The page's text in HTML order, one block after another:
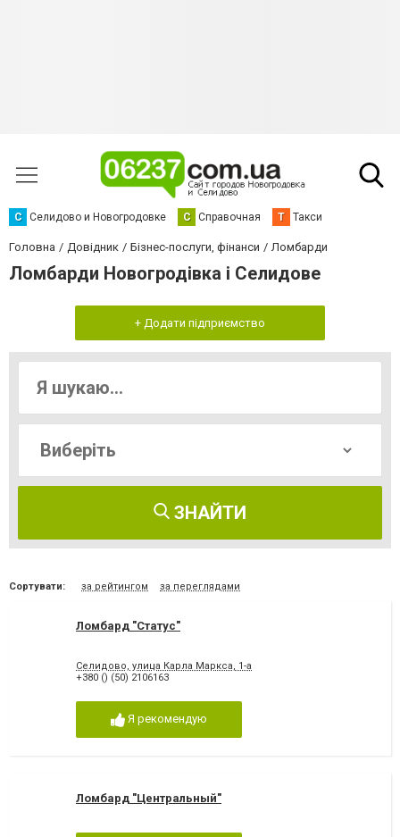
С Селидово и Новогродовке С Справочная Т Такси
Головна Довідник Бізнес-послуги, фінанси Ломбарди
Ломбарди Новогродівка і Селидове
+ Додати підприємство
ЗНАЙТИ
Сортувати: за рейтингом за переглядами
Ломбард "Статус"
Селидово, улица Карла Маркса, 1-а
+380 () (50) 2106163
Я рекомендую
Ломбард "Центральный"